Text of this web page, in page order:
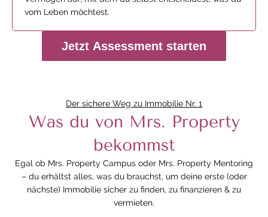
vom Leben möchtest.
Jetzt Assessment starten
Der sichere Weg zu Immobilie Nr. 1
Was du von Mrs. Property
bekommst
Egal ob Mrs. Property Campus oder Mrs. Property Mentoring
– du erhältst alles, was du brauchst, um deine erste (oder
nächste) Immobilie sicher zu finden, zu finanzieren & zu
vermieten.